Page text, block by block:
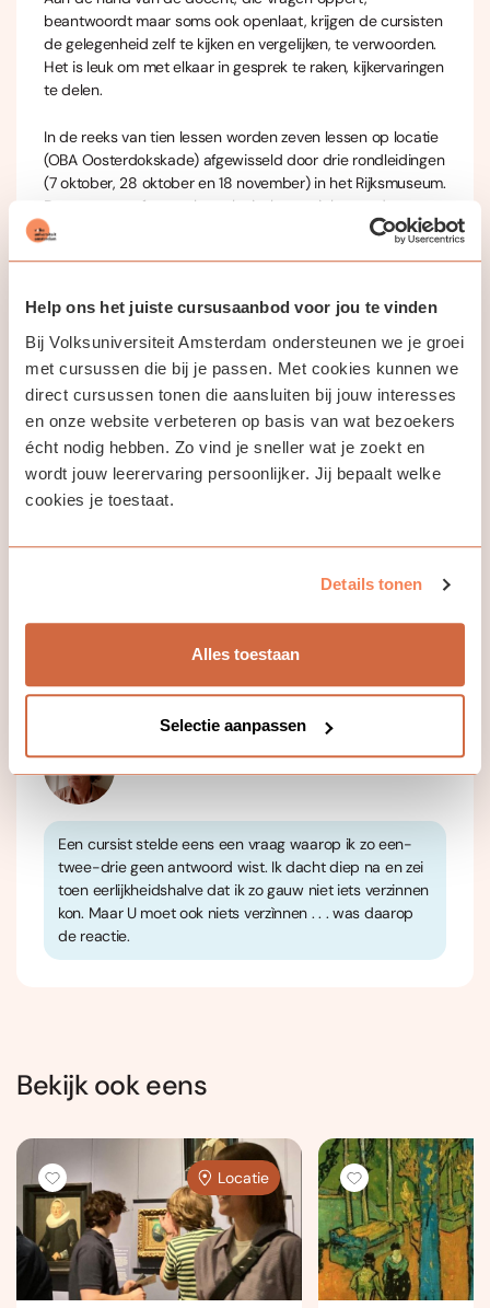
Help ons het juiste cursusaanbod voor jou te vinden
Bij Volksuniversiteit Amsterdam ondersteunen we je groei
met cursussen die bij je passen. Met cookies kunnen we
direct cursussen tonen die aansluiten bij jouw interesses
en onze website verbeteren op basis van wat bezoekers
écht nodig hebben. Zo vind je sneller wat je zoekt en
wordt jouw leerervaring persoonlijker. Jij bepaalt welke
cookies je toestaat.
Details tonen
Alles toestaan
Selectie aanpassen
beantwoordt maar soms ook openlaat, krijgen de cursisten
de gelegenheid zelf te kijken en vergelijken, te verwoorden.
Het is leuk om met elkaar in gesprek te raken, kijkervaringen
te delen.
In de reeks van tien lessen worden zeven lessen op locatie
(OBA Oosterdokskade) afgewisseld door drie rondleidingen
(7 oktober, 28 oktober en 18 november) in het Rijksmuseum.
De cursus geeft een chronologisch overzicht van de
Nederlandse schilderkunst van de afgelopen zeven
barokke pronkstillevens tot sobere kerkinterieurs, van
ingewikkelde allegorieën tot ogenschijnlijk simpele
abstracte kunst. De gebruikelijke kunstgeschiedenis als een
overzicht in stijlperioden en ontwikkelingen,
kunstenaarsbiografieën, invloeden van opdrachtgevers etc.
komt eveneens aan bod. Ingedeeld in kunsthistorische
perioden worden vele bekende en minder bekende
schilderijen behandeld. De gekozen voorbeelden zijn
allemaal op zaal in het Rijksmuseum te bekijken.
museumjaarkaart uiteraard wel.
Zie 'extra info' voor meer informatie over de rondleidingen.
Jouw docent
Carolus van Doornen
Een cursist stelde eens een vraag waarop ik zo een-
twee-drie geen antwoord wist. Ik dacht diep na en zei
toen eerlijkheidshalve dat ik zo gauw niet iets verzinnen
kon. Maar U moet ook niets verzìnnen . . . was daarop
de reactie.
Bekijk ook eens
Locatie